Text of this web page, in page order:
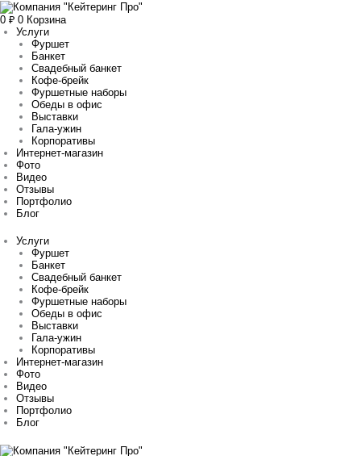
Перейти
к
содержимому
0 ₽ 0 Корзина
Услуги
Фуршет
Банкет
Свадебный банкет
Кофе-брейк
Фуршетные наборы
Обеды в офис
Выставки
Гала-ужин
Корпоративы
Интернет-магазин
Фото
Видео
Отзывы
Портфолио
Блог
Услуги
Фуршет
Банкет
Свадебный банкет
Кофе-брейк
Фуршетные наборы
Обеды в офис
Выставки
Гала-ужин
Корпоративы
Интернет-магазин
Фото
Видео
Отзывы
Портфолио
Блог
Количество
товара
Жульен
говядины
Прокрутка
вверх